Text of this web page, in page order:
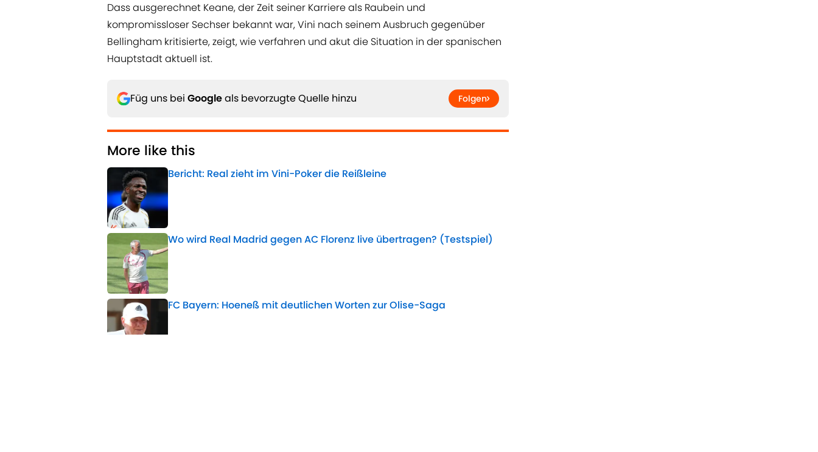
Dass ausgerechnet Keane, der Zeit seiner Karriere als Raubein und
kompromissloser Sechser bekannt war, Vini nach seinem Ausbruch gegenüber
Bellingham kritisierte, zeigt, wie verfahren und akut die Situation in der spanischen
Hauptstadt aktuell ist.
Füg uns bei Googleals bevorzugte Quelle hinzu Folgen
More like this
Bericht: Real zieht im Vini-Poker die Reißleine
Wo wird Real Madrid gegen AC Florenz live übertragen? (Testspiel)
Published by on Invalid Date
FC Bayern: Hoeneß mit deutlichen Worten zur Olise-Saga